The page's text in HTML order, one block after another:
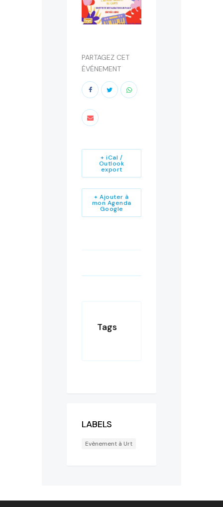
PARTAGEZ CET
ÉVÉNEMENT
+ Ajouter à
mon Agenda
Google
+ iCal /
Outlook
export
Tags
LABELS
Evènement à Urt